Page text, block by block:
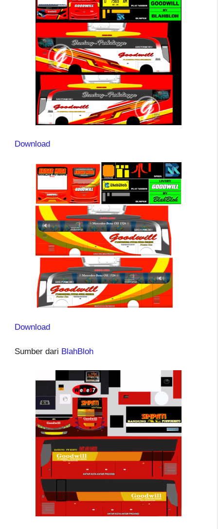
Download
Download
Sumber dari BlahBloh